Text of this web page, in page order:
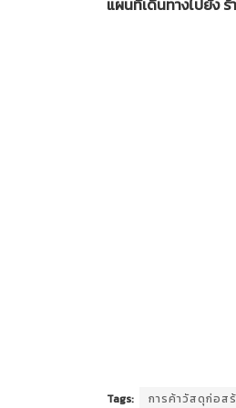
แผนที่เดินทางไปยัง
Tags: การค้าวัสดุก่อส